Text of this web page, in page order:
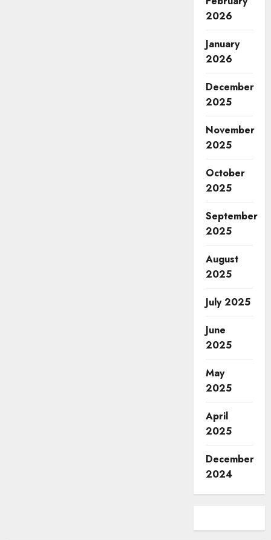
2026
January
2026
December
2025
November
2025
October
2025
September
2025
August
2025
July 2025
June
2025
May
2025
April
2025
December
2024